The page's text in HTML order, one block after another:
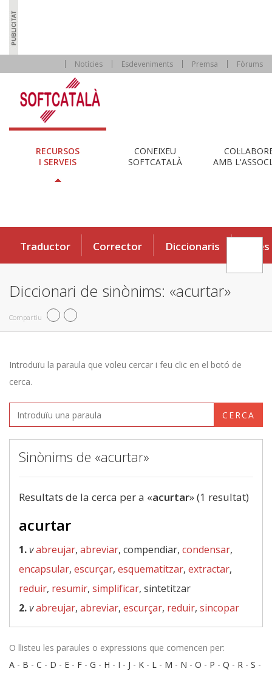
Notícies Esdeveniments Premsa Fòrums
RECURSOS
I SERVEIS
CONEIXEU
SOFTCATALÀ
AMB
Traductor Corrector Diccionaris Eines
Diccionari de sinònims: «acurtar»
Compartiu
Introduïu la paraula que voleu cercar i feu clic en el botó de
cerca.
CERCA
Sinònims de «acurtar»
Resultats de la cerca per a «acurtar» (1 resultat)
acurtar
1.vabreujar, abreviar, compendiar, condensar,
encapsular, escurçar, esquematitzar, extractar,
reduir, resumir, simplificar, sintetitzar
2.vabreujar, abreviar, escurçar, reduir, sincopar
O llisteu les paraules o expressions que comencen per:
A - B - C - D - E - F - G - H - I - J - K - L - M - N - O - P - Q - R - S -